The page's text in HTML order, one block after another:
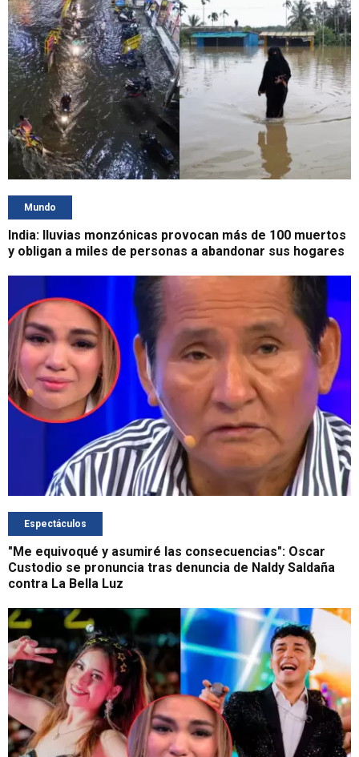
Mundo
India: lluvias monzónicas provocan más de 100 muertos
y obligan a miles de personas a abandonar sus hogares
Espectáculos
"Me equivoqué y asumiré las consecuencias": Oscar
Custodio se pronuncia tras denuncia de Naldy Saldaña
contra La Bella Luz